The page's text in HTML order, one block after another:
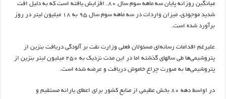
میانگین روزانه پایان سه ماهه سوم سال 80. افزایش یافته است که به دلیل افت
شدید موجودی، میزان واردات در سه ماهه سوم سال 95 به 18 میلیون لیتر در روز
برآورد شده است.
علیرغم اقدامات رسانه‌ای مسئولان فعلی وزارت نفت بر آلودگی دریافت بنزین از
پتروشیمی‌ها طی سالهای گذشته اما در این مدت نزدیک به 250 میلیون لیتر بنزین از
پتروشیمی‌ها به صورت چراغ خاموش دریافت و عرضه شده است.
در اواسط دهه 80 بخش عظیمی از منابع کشور برای اعطای یارانه مستقیم و